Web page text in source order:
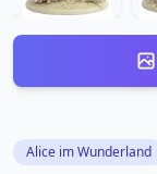
Alice im Wunderland